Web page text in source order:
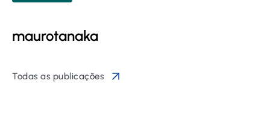
maurotanaka
Todas as publicações